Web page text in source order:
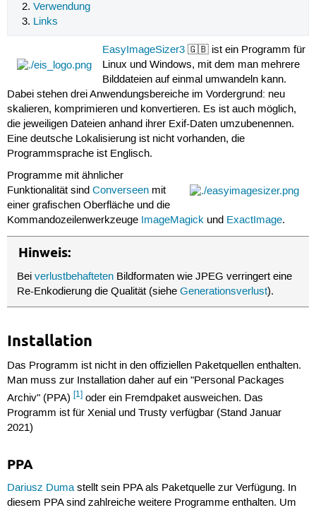
Verwendung
Links
EasyImageSizer3 🇬🇧 ist ein Programm für
Linux und Windows, mit dem man mehrere
Bilddateien auf einmal umwandeln kann.
Dabei stehen drei Anwendungsbereiche im Vordergrund: neu
skalieren, komprimieren und konvertieren. Es ist auch möglich,
die jeweiligen Dateien anhand ihrer Exif-Daten umzubenennen.
Eine deutsche Lokalisierung ist nicht vorhanden, die
Programmsprache ist Englisch.
Programme mit ähnlicher
Funktionalität sind Converseenmit
einer grafischen Oberfläche und die
Kommandozeilenwerkzeuge ImageMagickund ExactImage.
Hinweis:
Beiverlustbehafteten Bildformaten wie JPEG verringert eine
Re-Enkodierung die Qualität (sieheGenerationsverlust).
Installation
Das Programm ist nicht in den offiziellen Paketquellen enthalten.
Man muss zur Installation daher auf ein "Personal Packages
Archiv" (PPA) [1]oder ein Fremdpaket ausweichen. Das
Programm ist für Xenial und Trusty verfügbar (Stand Januar
2021)
PPA
Dariusz Dumastellt sein PPA als Paketquelle zur Verfügung. In
diesem PPA sind zahlreiche weitere Programme enthalten. Um